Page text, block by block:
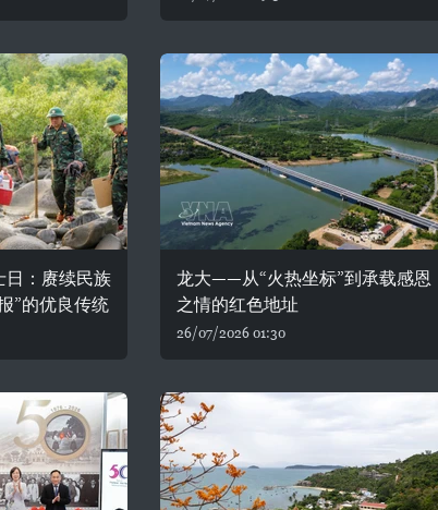
日：赓续民族
”的优良传统
龙大——从“火热坐标”到承载感恩
之情的红色地址
26/07/2026 01:30